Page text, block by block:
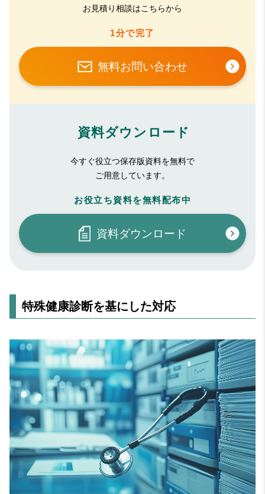
お見積り相談はこちらから
1分で完了
無料お問い合わせ
資料ダウンロード
今すぐ役立つ保存版資料を無料で
ご用意しています。
お役立ち資料を無料配布中
資料ダウンロード
特殊健康診断を基にした対応